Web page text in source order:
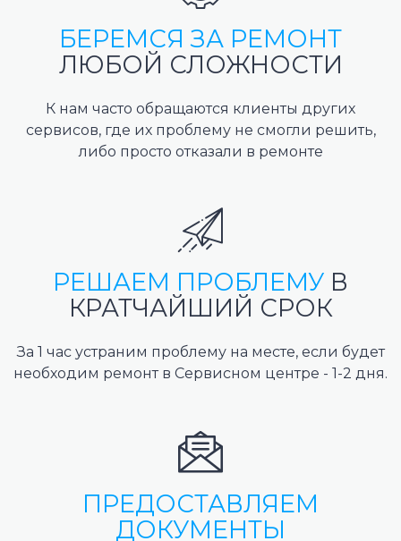
БЕРЕМСЯ ЗА РЕМОНТ
ЛЮБОЙ СЛОЖНОСТИ
К нам часто обращаются клиенты других
сервисов, где их проблему не смогли решить,
либо просто отказали в ремонте
РЕШАЕМ ПРОБЛЕМУ В
КРАТЧАЙШИЙ СРОК
За 1 час устраним проблему на месте, если будет
необходим ремонт в Сервисном центре - 1-2 дня.
ПРЕДОСТАВЛЯЕМ
ДОКУМЕНТЫ